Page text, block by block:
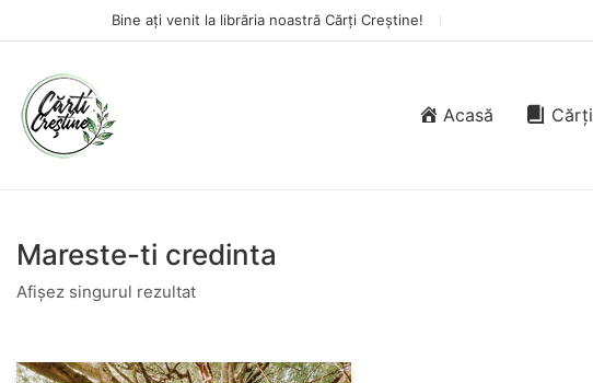
Bine ați venit la librăria noastră Cărți Creștine!
Acasă Cărți
Mareste-ti credinta
Afișez singurul rezultat